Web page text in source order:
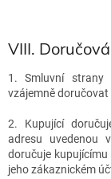
VIII.
1. Smluvní strany
vzájemně
2. Kupující
adresu uvedenou
doručuje kupujícímu
jeho zákaznickém